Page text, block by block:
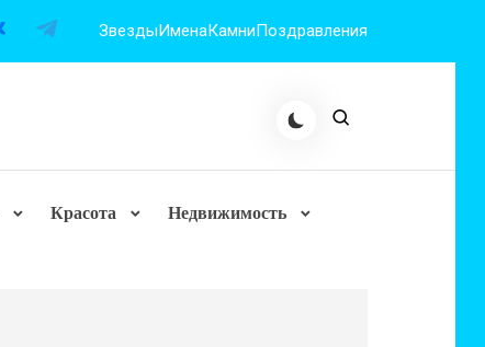
ЗвездыИменаКамниПоздравления
Красота Недвижимость